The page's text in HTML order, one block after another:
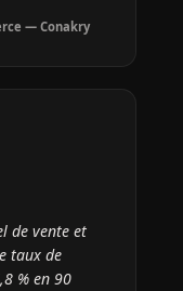
— Conakry
de vente et
taux de
% en 90